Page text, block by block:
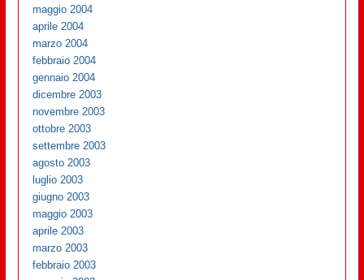
maggio 2004
aprile 2004
marzo 2004
febbraio 2004
gennaio 2004
dicembre 2003
novembre 2003
ottobre 2003
settembre 2003
agosto 2003
luglio 2003
giugno 2003
maggio 2003
aprile 2003
marzo 2003
febbraio 2003